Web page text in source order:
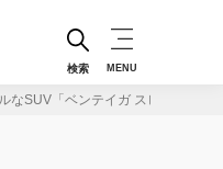
検索 MENU
なSUV「ベンテイガ スピード」